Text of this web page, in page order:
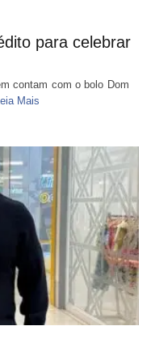
para celebrar
contam com o bolo Dom
Mais